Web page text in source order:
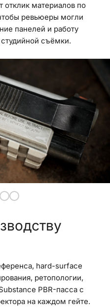
отклик материалов по
ревьюеры могли
панелей и работу
съёмки.
hard-surface
ретопологии,
PBR-пасса с
на каждом гейте.